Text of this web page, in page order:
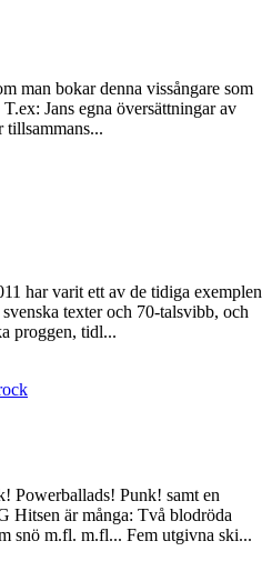
man bokar denna vissångare som
Jans egna översättningar av
tillsammans...
har varit ett av de tidiga exemplen
texter och 70-talsvibb, och
proggen, tidl...
Powerballads! Punk! samt en
är många: Två blodröda
snö m.fl. m.fl... Fem utgivna ski...